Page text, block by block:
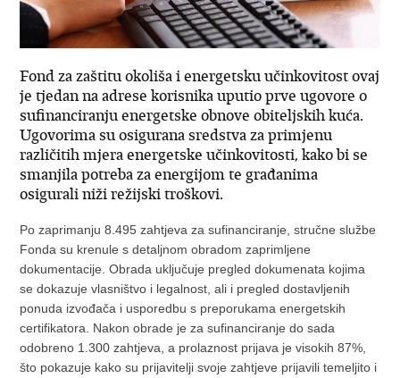
Fond za zaštitu okoliša i energetsku učinkovitost ovaj
je tjedan na adrese korisnika uputio prve ugovore o
sufinanciranju energetske obnove obiteljskih kuća.
Ugovorima su osigurana sredstva za primjenu
različitih mjera energetske učinkovitosti, kako bi se
smanjila potreba za energijom te građanima
osigurali niži režijski troškovi.
Po zaprimanju 8.495 zahtjeva za sufinanciranje, stručne službe
Fonda su krenule s detaljnom obradom zaprimljene
dokumentacije. Obrada uključuje pregled dokumenata kojima
se dokazuje vlasništvo i legalnost, ali i pregled dostavljenih
ponuda izvođača i usporedbu s preporukama energetskih
certifikatora. Nakon obrade je za sufinanciranje do sada
odobreno 1.300 zahtjeva, a prolaznost prijava je visokih 87%,
što pokazuje kako su prijavitelji svoje zahtjeve prijavili temeljito i